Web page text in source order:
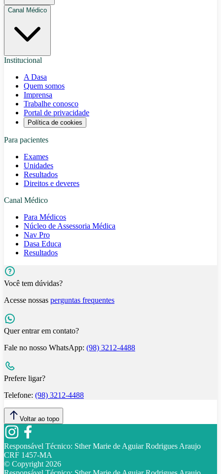
Canal Médico
Institucional
A Dasa
Quem somos
Imprensa
Trabalhe conosco
Portal de privacidade
Política de cookies
Para pacientes
Exames
Unidades
Resultados
Direitos e deveres
Canal Médico
Para Médicos
Núcleo de Assessoria Médica
Nav Pro
Dasa Educa
Resultados
Você tem dúvidas?
Acesse nossas perguntas frequentes
Quer entrar em contato?
Fale no nosso WhatsApp: (98) 3212-4488
Prefere ligar?
Telefone: (98) 3212-4488
Voltar ao topo
Responsável Técnico: Sther Marie de Aguiar Rodrigues Araujo
CRF 1457-MA
© Copyright2026